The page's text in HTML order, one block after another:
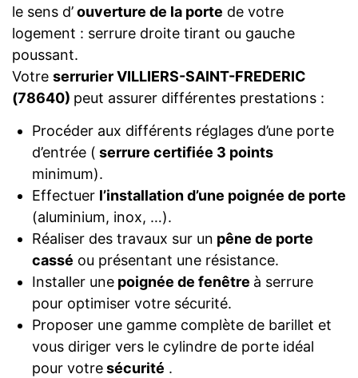
le sens d’ouverture de la porte de votre
logement : serrure droite tirant ou gauche
poussant.
Votre serrurier VILLIERS-SAINT-FREDERIC
(78640) peut assurer différentes prestations :
Procéder aux différents réglages d’une porte
d’entrée ( serrure certifiée 3 points
minimum).
Effectuer l’installation d’une poignée de porte
(aluminium, inox, …).
Réaliser des travaux sur un pêne de porte
cassé ou présentant une résistance.
Installer unepoignée de fenêtre à serrure
pour optimiser votre sécurité.
Proposer une gamme complète de barillet et
vous diriger vers le cylindre de porte idéal
pour votresécurité .